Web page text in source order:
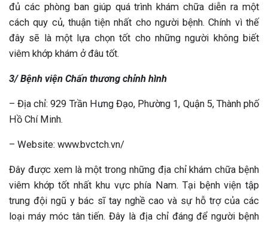
đủ các phòng ban giúp quá trình khám chữa diễn ra một
cách quy củ, thuận tiện nhất cho người bệnh. Chính vì thế
đây sẽ là một lựa chọn tốt cho những người không biết
viêm khớp khám ở đâu tốt.
3/ Bệnh viện Chấn thương chỉnh hình
– Địa chỉ: 929 Trần Hưng Đạo, Phường 1, Quận 5, Thành phố
Hồ Chí Minh.
– Website: www.bvctch.vn/
Đây được xem là một trong những địa chỉ khám chữa bệnh
viêm khớp tốt nhất khu vực phía Nam. Tại bệnh viện tập
trung đội ngũ y bác sĩ tay nghề cao và sự hỗ trợ của các
loại máy móc tân tiến. Đây là địa chỉ đáng để người bệnh